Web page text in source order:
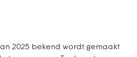
2025 bekend wordt gemaakt